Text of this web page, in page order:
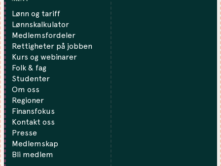
Lønn og tariff
Lønnskalkulator
Medlemsfordeler
Rettigheter på jobben
Kurs og webinarer
Folk & fag
Studenter
Om oss
Regioner
Finansfokus
Kontakt oss
Presse
Medlemskap
Bli medlem